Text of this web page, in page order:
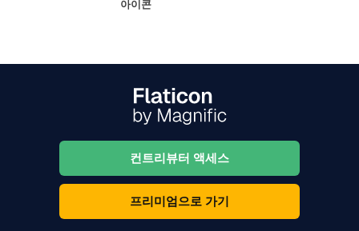
아이콘
컨트리뷰터 액세스
프리미엄으로 가기